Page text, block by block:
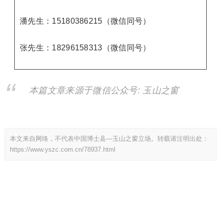
潘先生：15180386215（微信同号）
张先生：18296158313（微信同号）
本篇文章来源于微信公众号: 玉山之窗
本文来自网络，不代表中国博士县—玉山之窗立场。转载请注明出处：
https://www.yszc.com.cn/78937.html